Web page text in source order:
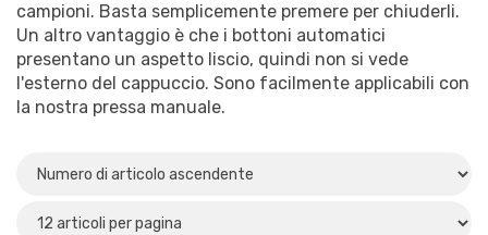
campioni. Basta semplicemente premere per chiuderli.
Un altro vantaggio è che i bottoni automatici
presentano un aspetto liscio, quindi non si vede
l'esterno del cappuccio. Sono facilmente applicabili con
la nostra pressa manuale.